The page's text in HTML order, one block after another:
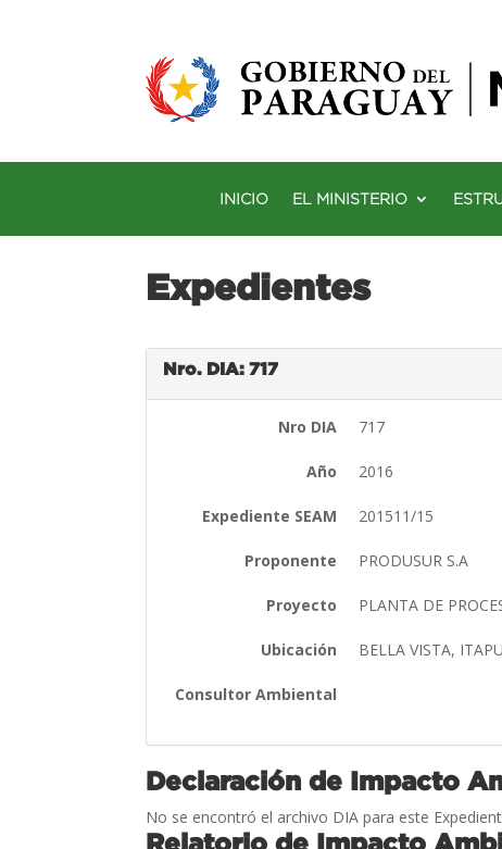
INICIO EL MINISTERIO
Expedientes
Nro. DIA: 717
Nro DIA 717
Año 2016
Expediente SEAM 201511/15
Proponente PRODUSUR S.A
Proyecto PLANTA DE
Ubicación BELLA VISTA,
Consultor Ambiental
Declaración de Impacto
No se encontró el archivo DIA para este
Relatorio de Impacto